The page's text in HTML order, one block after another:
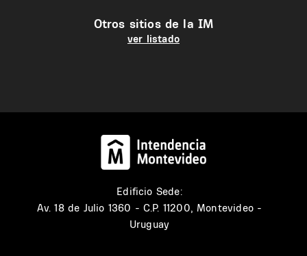
Otros sitios de la IM
ver listado
Edificio Sede:
Av. 18 de Julio 1360 - C.P. 11200, Montevideo -
Uruguay